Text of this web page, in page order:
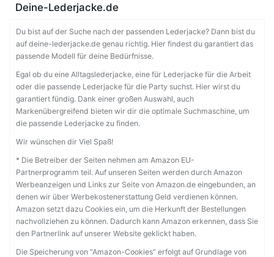
Deine-Lederjacke.de
Du bist auf der Suche nach der passenden Lederjacke? Dann bist du
auf deine-lederjacke.de genau richtig. Hier findest du garantiert das
passende Modell für deine Bedürfnisse.
Egal ob du eine Alltagslederjacke, eine für Lederjacke für die Arbeit
oder die passende Lederjacke für die Party suchst. Hier wirst du
garantiert fündig. Dank einer großen Auswahl, auch
Markenübergreifend bieten wir dir die optimale Suchmaschine, um
die passende Lederjacke zu finden.
Wir wünschen dir Viel Spaß!
* Die Betreiber der Seiten nehmen am Amazon EU-
Partnerprogramm teil. Auf unseren Seiten werden durch Amazon
Werbeanzeigen und Links zur Seite von Amazon.de eingebunden, an
denen wir über Werbekostenerstattung Geld verdienen können.
Amazon setzt dazu Cookies ein, um die Herkunft der Bestellungen
nachvollziehen zu können. Dadurch kann Amazon erkennen, dass Sie
den Partnerlink auf unserer Website geklickt haben.
Die Speicherung von “Amazon-Cookies” erfolgt auf Grundlage von